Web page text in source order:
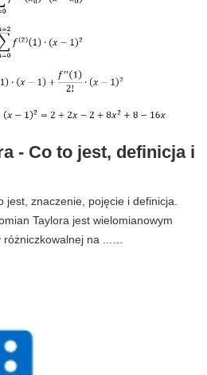
- Co to jest, definicja i
jest, znaczenie, pojęcie i definicja.
Taylora jest wielomianowym
na ...…